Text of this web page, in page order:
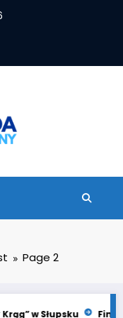
Page 2
Finał Olimpiady